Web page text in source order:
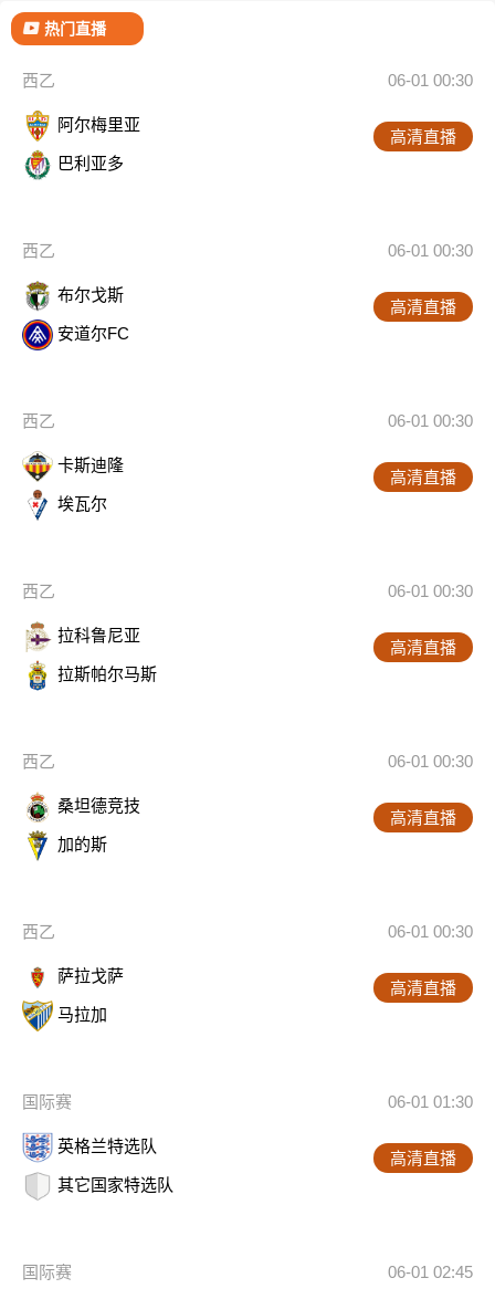
热门直播
西乙 06-01 00:30
阿尔梅里亚
巴利亚多
高清直播
西乙 06-01 00:30
布尔戈斯
安道尔FC
高清直播
西乙 06-01 00:30
卡斯迪隆
埃瓦尔
高清直播
西乙 06-01 00:30
拉科鲁尼亚
拉斯帕尔马斯
高清直播
西乙 06-01 00:30
桑坦德竞技
加的斯
高清直播
西乙 06-01 00:30
萨拉戈萨
马拉加
高清直播
国际赛 06-01 01:30
英格兰特选队
其它国家特选队
高清直播
国际赛 06-01 02:45